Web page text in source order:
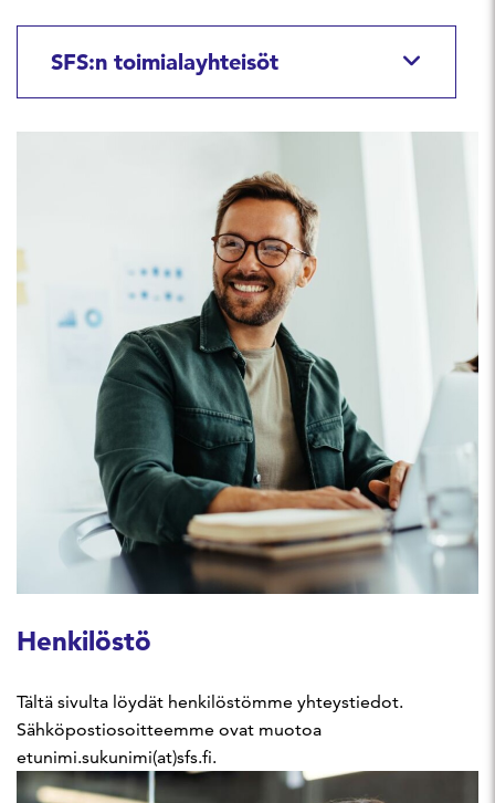
SFS:n toimialayhteisöt
Henkilöstö
Tältä sivulta löydät henkilöstömme yhteystiedot.
Sähköpostiosoitteemme ovat muotoa
etunimi.sukunimi(at)sfs.fi.